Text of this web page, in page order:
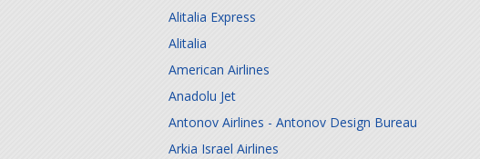
Alitalia Express
Alitalia
American Airlines
Anadolu Jet
Antonov Airlines - Antonov Design Bureau
Arkia Israel Airlines